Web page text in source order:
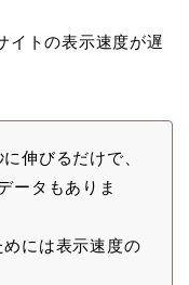
イトの表示速度が遅
伸びるだけで、
ータもありま
には表示速度の